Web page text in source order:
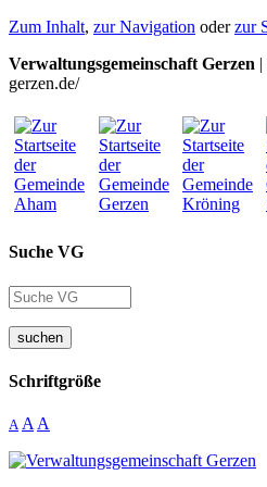
Zum Inhalt, zur Navigation oderzur
Verwaltungsgemeinschaft Gerzen
gerzen.de/
Suche VG
suchen
Schriftgröße
A A A